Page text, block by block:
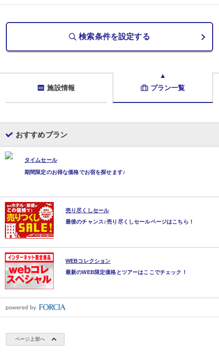
ご予約後にお申し出ください。
内容/和洋ビュッフェ
繁忙日 6:45～9:30
※繁忙日のお食事時間は60分間のご案内となります。
※最終入場は、営業終了時間の30分前となります。
焼きたての「パンケーキ」がおすすめ。
※夕食・朝食会場ともに8大アレルゲン表示をしております。
アイスキャンディーを無料サービス
・お子様が楽しめる木育広場「月ちゃん・花ちゃん」
・四季折々の景色が楽しめる4万坪の庭園（遊歩道あり）
・卓球台（無料）
・館内フリーWi-Fi
※当プランでは0才の赤ちゃんは無料となります。
人数に含めずに備考欄へ赤ちゃんの人数をご記入ください。
検索条件を設定する
施設情報 プラン一覧
おすすめプラン
タイムセール
期間限定のお得な価格でお宿を探せます♪
売り尽くしセール
最後のチャンス♪売り尽くしセールページはこちら！
WEBコレクション
最新のWEB限定価格とツアーはここでチェック！
ページ上部へ